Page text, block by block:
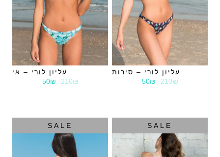
עליון לורי – סירות
210₪
50₪
עליון לורי – אי
210₪
50₪
SALE
SALE